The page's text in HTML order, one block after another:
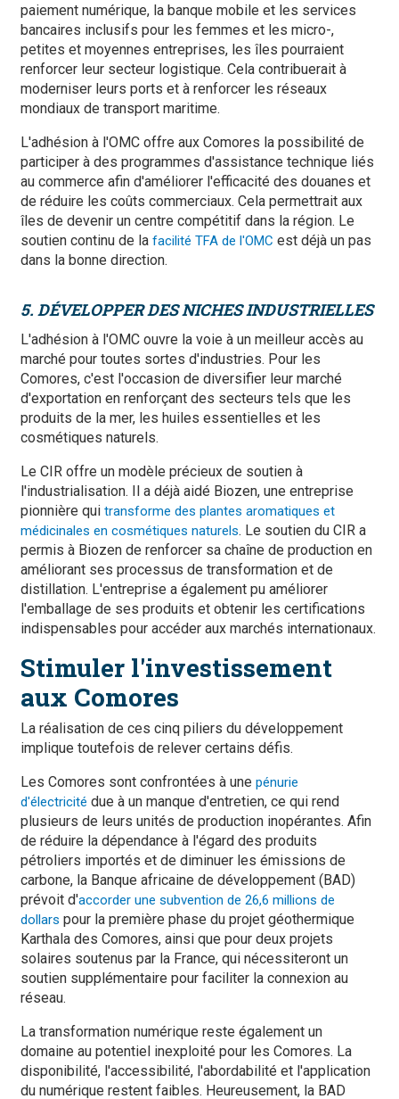
paiement numérique, la banque mobile et les services
bancaires inclusifs pour les femmes et les micro-,
petites et moyennes entreprises, les îles pourraient
renforcer leur secteur logistique. Cela contribuerait à
moderniser leurs ports et à renforcer les réseaux
mondiaux de transport maritime.
L'adhésion à l'OMC offre aux Comores la possibilité de
participer à des programmes d'assistance technique liés
au commerce afin d'améliorer l'efficacité des douanes et
de réduire les coûts commerciaux. Cela permettrait aux
îles de devenir un centre compétitif dans la région. Le
soutien continu de la facilité TFA de l'OMC est déjà un pas
dans la bonne direction.
5. DÉVELOPPER DES NICHES INDUSTRIELLES
L'adhésion à l'OMC ouvre la voie à un meilleur accès au
marché pour toutes sortes d'industries. Pour les
Comores, c'est l'occasion de diversifier leur marché
d'exportation en renforçant des secteurs tels que les
produits de la mer, les huiles essentielles et les
cosmétiques naturels.
Le CIR offre un modèle précieux de soutien à
l'industrialisation. Il a déjà aidé Biozen, une entreprise
pionnière qui transforme des plantes aromatiques et
médicinales en cosmétiques naturels. Le soutien du CIR a
permis à Biozen de renforcer sa chaîne de production en
améliorant ses processus de transformation et de
distillation. L'entreprise a également pu améliorer
l'emballage de ses produits et obtenir les certifications
indispensables pour accéder aux marchés internationaux.
Stimuler l'investissement
aux Comores
La réalisation de ces cinq piliers du développement
implique toutefois de relever certains défis.
Les Comores sont confrontées à une pénurie
d'électricité due à un manque d'entretien, ce qui rend
plusieurs de leurs unités de production inopérantes. Afin
de réduire la dépendance à l'égard des produits
pétroliers importés et de diminuer les émissions de
carbone, la Banque africaine de développement (BAD)
prévoit d'accorder une subvention de 26,6 millions de
dollars pour la première phase du projet géothermique
Karthala des Comores, ainsi que pour deux projets
solaires soutenus par la France, qui nécessiteront un
soutien supplémentaire pour faciliter la connexion au
réseau.
La transformation numérique reste également un
domaine au potentiel inexploité pour les Comores. La
disponibilité, l'accessibilité, l'abordabilité et l'application
du numérique restent faibles. Heureusement, la BAD